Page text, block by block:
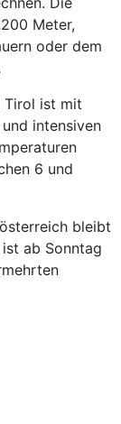
Meter,
oder dem
Tirol ist mit
intensiven
6 und
bleibt
ab Sonntag